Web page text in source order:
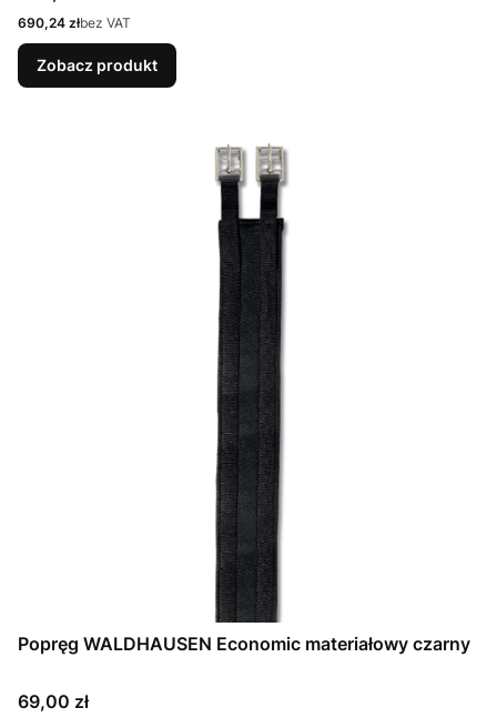
Cena
690,24 złbez VAT
Zobacz produkt
Popręg WALDHAUSEN Economic materiałowy czarny
Cena
69,00 zł